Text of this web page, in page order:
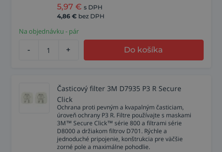
5,97 € s DPH
4,86 € bez DPH
Na objednávku - pár
- + Do košíka
Časticový filter 3M D7935 P3 R Secure
Click
Ochrana proti pevným a kvapalným časticiam,
úroveň ochrany P3 R. Filtre používajte s maskami
3M™ Secure Click™ série 800 a filtrami série
D8000 a držiakom filtrov D701. Rýchle a
jednoduché pripojenie, konštrukcia pre väčšie
zorné pole a maximálne pohodlie.